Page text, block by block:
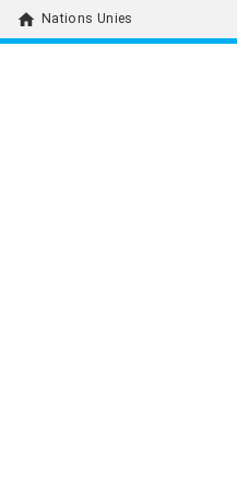
home Nations Unies